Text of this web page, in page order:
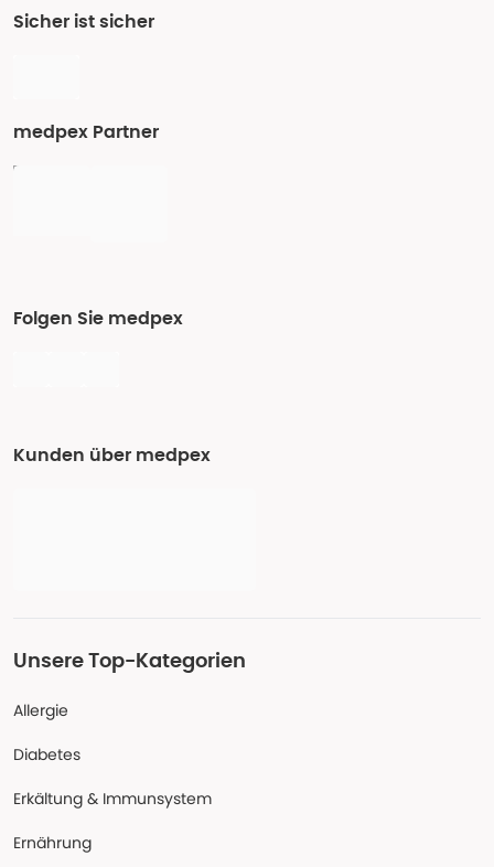
Sicher ist sicher
medpex Partner
Folgen Sie medpex
Kunden über medpex
Unsere Top-Kategorien
Allergie
Diabetes
Erkältung & Immunsystem
Ernährung